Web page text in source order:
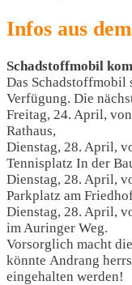
Infos aus
Schadstoffmobil
Das Schadstoffmobil
Verfügung. Die
Freitag, 24. April,
Rathaus,
Dienstag, 28. April,
Tennisplatz In der
Dienstag, 28. April,
Parkplatz am
Dienstag, 28. April,
im Auringer Weg.
Vorsorglich macht
könnte Andrang
eingehalten werden!